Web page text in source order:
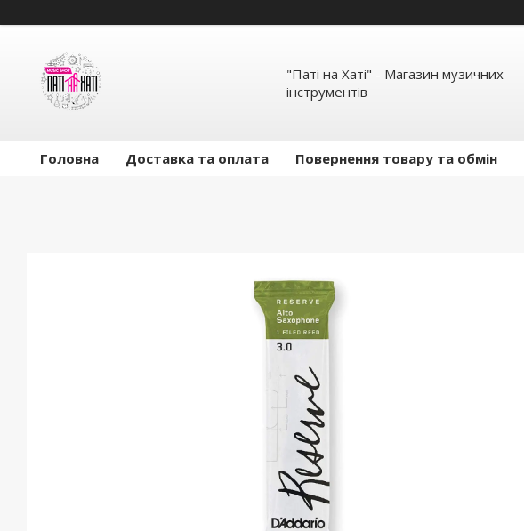
"Паті на Хаті" - Магазин музичних
інструментів
Головна Доставка та оплата Повернення товару та обмін